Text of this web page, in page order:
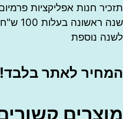
חנות אפליקציות פרמיום
נוספת
לאתר בלבד!
קשורים